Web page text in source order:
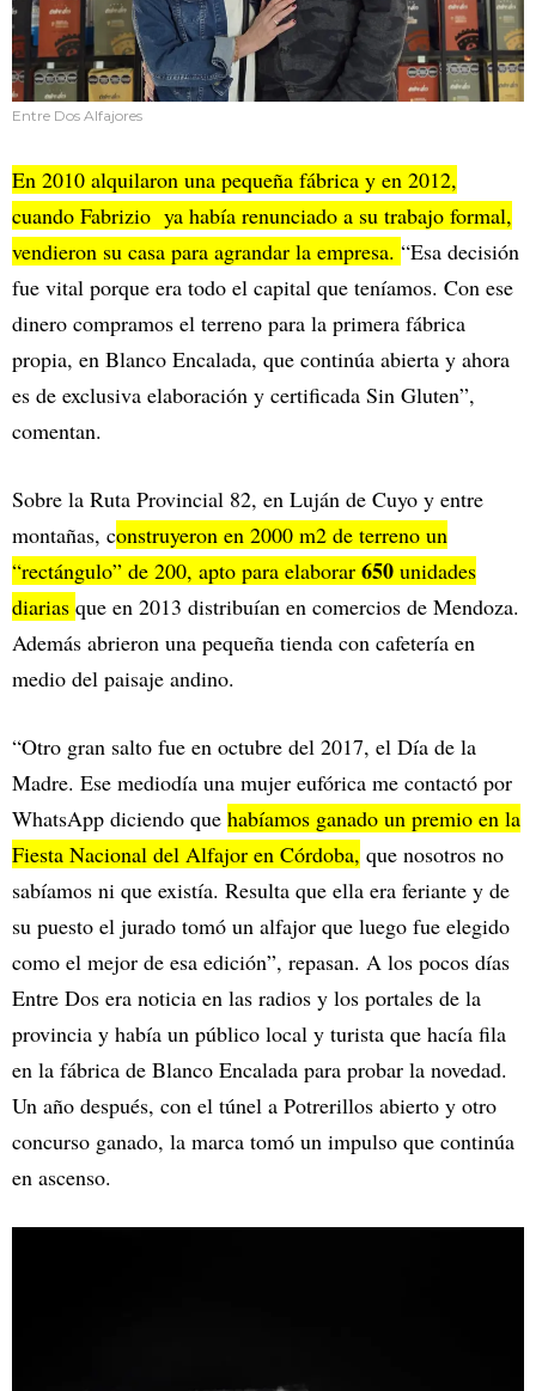
Entre Dos Alfajores
En 2010 alquilaron una pequeña fábrica y en 2012,
cuando Fabrizio ya había renunciado a su trabajo formal,
vendieron su casa para agrandar la empresa. “Esa decisión
fue vital porque era todo el capital que teníamos. Con ese
dinero compramos el terreno para la primera fábrica
propia, en Blanco Encalada, que continúa abierta y ahora
es de exclusiva elaboración y certificada Sin Gluten”,
comentan.
Sobre la Ruta Provincial 82, en Luján de Cuyo y entre
montañas, construyeron en 2000 m2 de terreno un
“rectángulo” de 200, apto para elaborar 650 unidades
diarias que en 2013 distribuían en comercios de Mendoza.
Además abrieron una pequeña tienda con cafetería en
medio del paisaje andino.
“Otro gran salto fue en octubre del 2017, el Día de la
Madre. Ese mediodía una mujer eufórica me contactó por
WhatsApp diciendo que habíamos ganado un premio en la
Fiesta Nacional del Alfajor en Córdoba, que nosotros no
sabíamos ni que existía. Resulta que ella era feriante y de
su puesto el jurado tomó un alfajor que luego fue elegido
como el mejor de esa edición”, repasan. A los pocos días
Entre Dos era noticia en las radios y los portales de la
provincia y había un público local y turista que hacía fila
en la fábrica de Blanco Encalada para probar la novedad.
Un año después, con el túnel a Potrerillos abierto y otro
concurso ganado, la marca tomó un impulso que continúa
en ascenso.